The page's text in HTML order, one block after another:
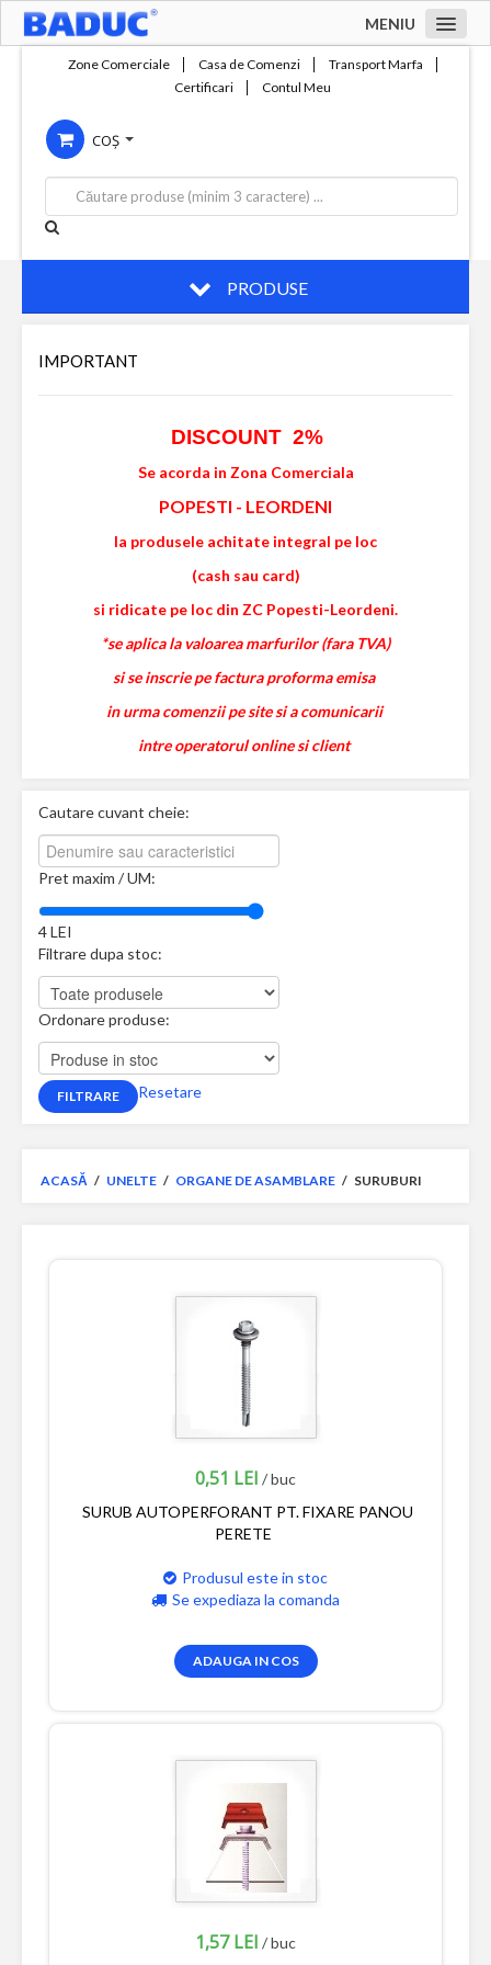
MENIU
Compania
Servicii
Productie
Contact
Zone Comerciale Casa de Comenzi
Transport Marfa
Certificari
Contul Meu
COȘ
PRODUSE
IMPORTANT
DISCOUNT 2%
Se acorda in Zona Comerciala
POPESTI - LEORDENI
la produsele achitate integral pe loc
(cash sau card)
si ridicate pe loc din ZC Popesti-Leordeni.
*se aplica la valoarea marfurilor (fara TVA)
si se inscrie pe factura proforma emisa
in urma comenzii pe site si a comunicarii
intre operatorul online si client
Cautare cuvant cheie:
Pret maxim / UM:
4LEI
Filtrare dupa stoc:
Ordonare produse:
Resetare
ACASĂ / UNELTE / ORGANE DE ASAMBLARE / SURUBURI
0,51 LEI / buc
SURUB AUTOPERFORANT PT. FIXARE PANOU
PERETE
Produsul este in stoc
Se expediaza la comanda
ADAUGA IN COS
1,57 LEI / buc